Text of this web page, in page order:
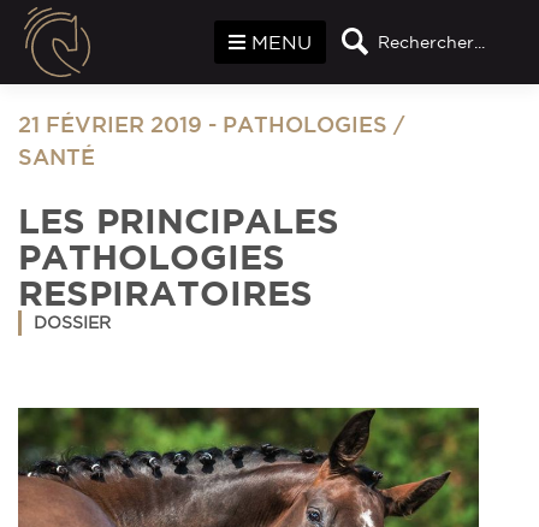
Rechercher...
MENU
21 FÉVRIER 2019 - PATHOLOGIES /
SANTÉ
LES PRINCIPALES
PATHOLOGIES
RESPIRATOIRES
DOSSIER
Panneau de gestion des cookies